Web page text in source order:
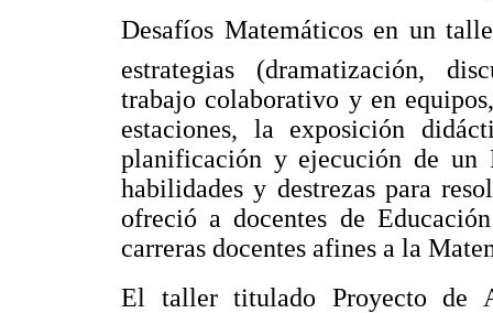
Desafíos Matemáticos en un
estrategias (dramatización,
trabajo colaborativo y en
estaciones, la exposición
planificación y ejecución de un
habilidades y destrezas para
ofreció a docentes de
carreras docentes afines a la
El taller titulado Proyecto de